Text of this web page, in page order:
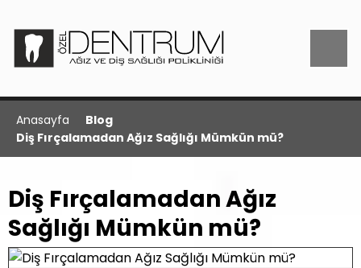
Anasayfa
Blog
Diş Fırçalamadan Ağız Sağlığı Mümkün mü?
Diş Fırçalamadan Ağız
Sağlığı Mümkün mü?